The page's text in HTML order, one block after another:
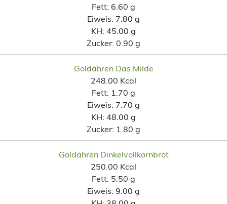
Fett: 6.60 g
Eiweis: 7.80 g
KH: 45.00 g
Zucker: 0.90 g
Goldähren Das Milde
248.00 Kcal
Fett: 1.70 g
Eiweis: 7.70 g
KH: 48.00 g
Zucker: 1.80 g
Goldähren Dinkelvollkornbrot
250.00 Kcal
Fett: 5.50 g
Eiweis: 9.00 g